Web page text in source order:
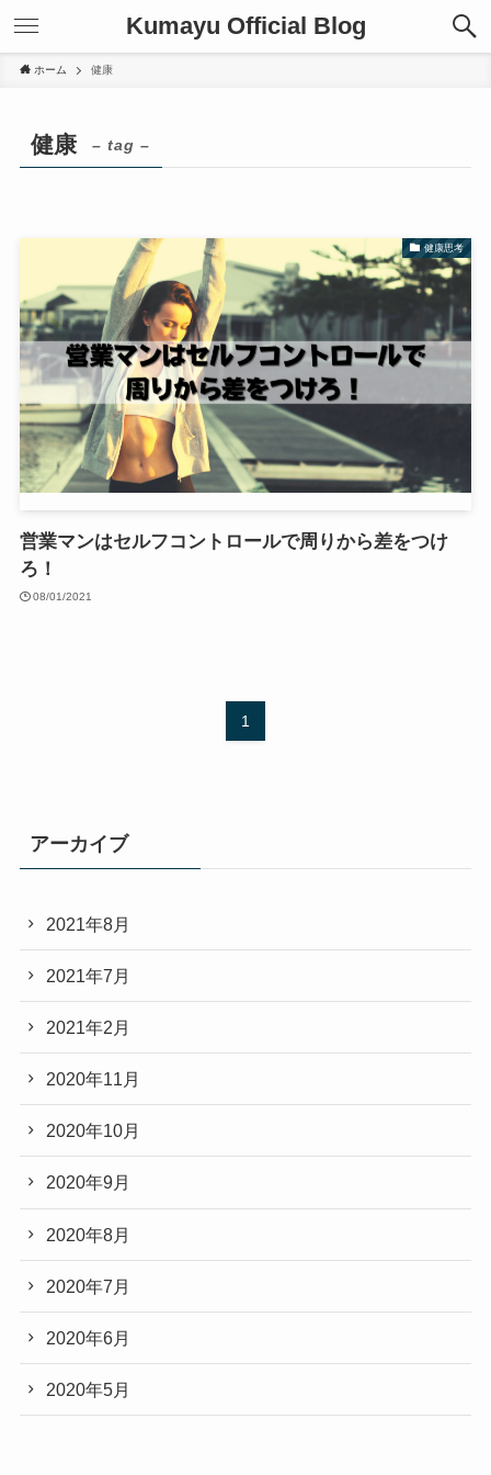
Kumayu Official Blog
ホーム 健康
健康 – tag –
健康思考
営業マンはセルフコントロールで周りから差をつけ
ろ！
08/01/2021
1
アーカイブ
2021年8月
2021年7月
2021年2月
2020年11月
2020年10月
2020年9月
2020年8月
2020年7月
2020年6月
2020年5月